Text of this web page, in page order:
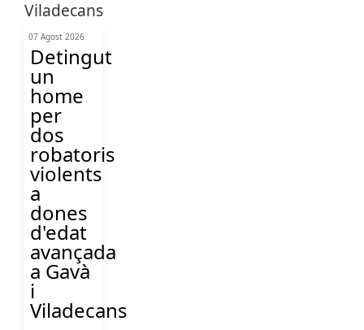
07 Agost 2026
Detingut
un
home
per
dos
robatoris
violents
a
dones
d'edat
avançada
a Gavà
i
Viladecans